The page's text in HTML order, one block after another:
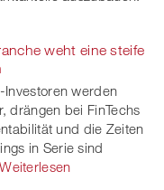
weht eine steife
werden
drängen bei FinTechs
und die Zeiten
in Serie sind
Weiterlesen